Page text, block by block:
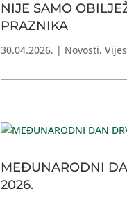
NIJE SAMO
PRAZNIKA
30.04.2026. | Novosti,
MEĐUNARODNI
2026.